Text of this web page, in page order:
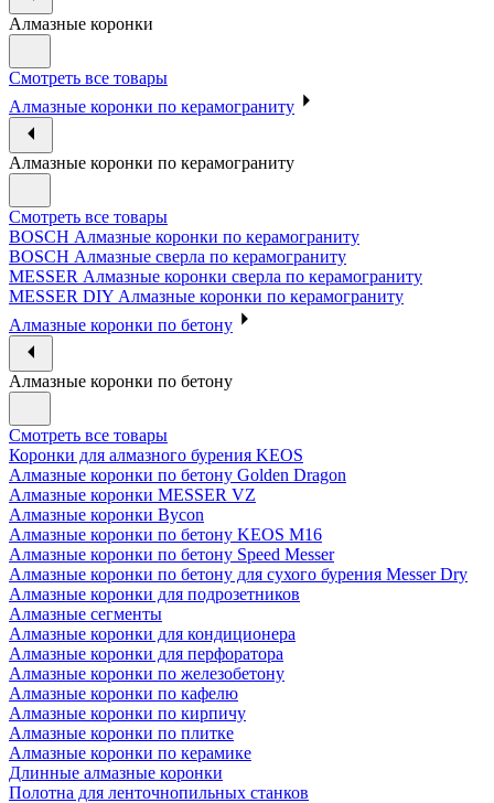
Алмазные коронки
Смотреть все товары
Алмазные коронки по керамограниту
Алмазные коронки по керамограниту
Смотреть все товары
BOSCH Алмазные коронки по керамограниту
BOSCH Алмазные сверла по керамограниту
MESSER Алмазные коронки сверла по керамограниту
MESSER DIY Алмазные коронки по керамограниту
Алмазные коронки по бетону
Алмазные коронки по бетону
Смотреть все товары
Коронки для алмазного бурения KEOS
Алмазные коронки по бетону Golden Dragon
Алмазные коронки MESSER VZ
Алмазные коронки Bycon
Алмазные коронки по бетону KEOS M16
Алмазные коронки по бетону Speed Messer
Алмазные коронки по бетону для сухого бурения Messer Dry
Алмазные коронки для подрозетников
Алмазные сегменты
Алмазные коронки для кондиционера
Алмазные коронки для перфоратора
Алмазные коронки по железобетону
Алмазные коронки по кафелю
Алмазные коронки по кирпичу
Алмазные коронки по плитке
Алмазные коронки по керамике
Длинные алмазные коронки
Полотна для ленточнопильных станков